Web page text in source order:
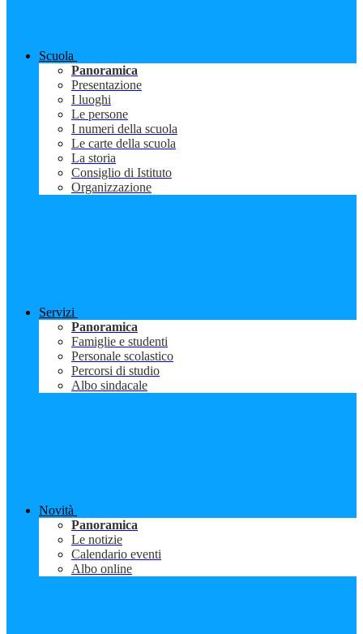
Scuola
Panoramica
Presentazione
I luoghi
Le persone
I numeri della scuola
Le carte della scuola
La storia
Consiglio di Istituto
Organizzazione
Servizi
Panoramica
Famiglie e studenti
Personale scolastico
Percorsi di studio
Albo sindacale
Novità
Panoramica
Le notizie
Calendario eventi
Albo online